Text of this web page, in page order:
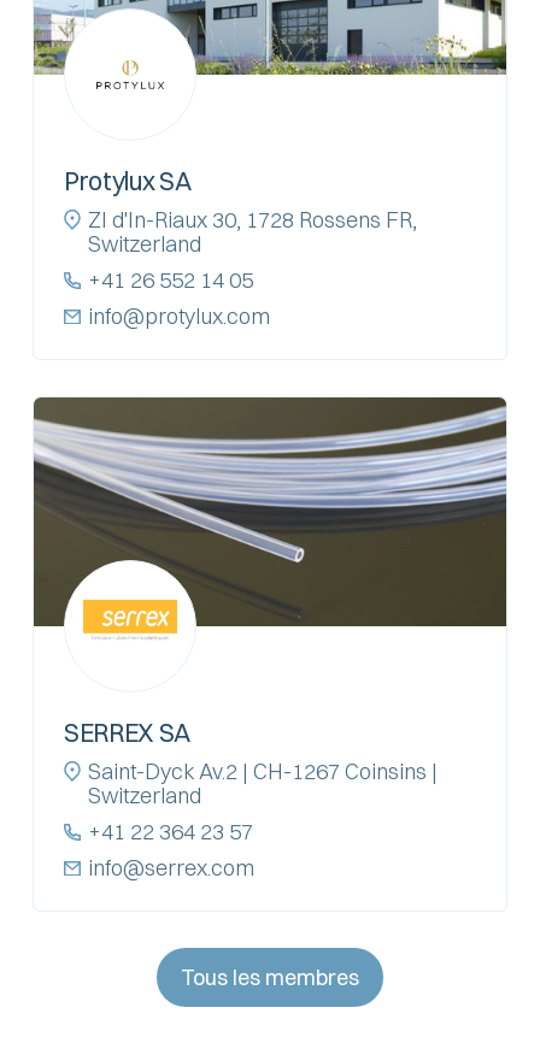
Protylux SA
ZI d'In-Riaux 30, 1728 Rossens FR,
Switzerland
+41 26 552 14 05
info@protylux.com
SERREX SA
Saint-Dyck Av.2 | CH-1267 Coinsins |
Switzerland
+41 22 364 23 57
info@serrex.com
Tous les membres